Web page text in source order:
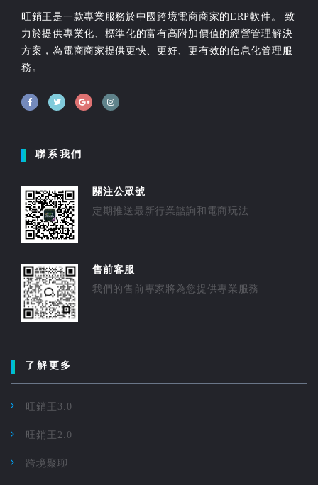
旺銷王是一款專業服務於中國跨境電商商家的ERP軟件。 致
力於提供專業化、標準化的富有高附加價值的經營管理解決
方案，為電商商家提供更快、更好、更有效的信息化管理服
務。
聯系我們
關注公眾號
定期推送最新行業諮詢和電商玩法
售前客服
我們的售前專家將為您提供專業服務
了解更多
旺銷王3.0
旺銷王2.0
跨境聚聊